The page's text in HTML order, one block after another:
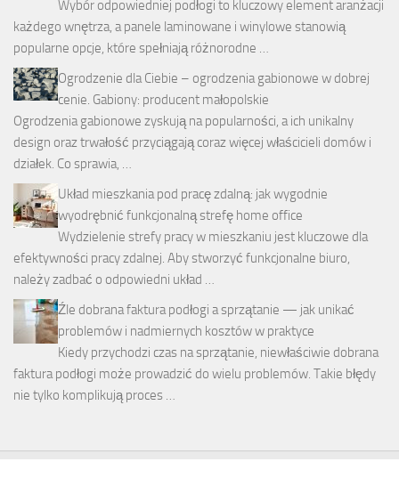
Wybór odpowiedniej podłogi to kluczowy element aranżacji
każdego wnętrza, a panele laminowane i winylowe stanowią
popularne opcje, które spełniają różnorodne …
Ogrodzenie dla Ciebie – ogrodzenia gabionowe w dobrej
cenie. Gabiony: producent małopolskie
Ogrodzenia gabionowe zyskują na popularności, a ich unikalny
design oraz trwałość przyciągają coraz więcej właścicieli domów i
działek. Co sprawia, …
Układ mieszkania pod pracę zdalną: jak wygodnie
wyodrębnić funkcjonalną strefę home office
Wydzielenie strefy pracy w mieszkaniu jest kluczowe dla
efektywności pracy zdalnej. Aby stworzyć funkcjonalne biuro,
należy zadbać o odpowiedni układ …
Źle dobrana faktura podłogi a sprzątanie — jak unikać
problemów i nadmiernych kosztów w praktyce
Kiedy przychodzi czas na sprzątanie, niewłaściwie dobrana
faktura podłogi może prowadzić do wielu problemów. Takie błędy
nie tylko komplikują proces …